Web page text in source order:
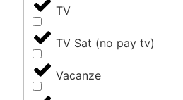
TV
TV Sat (no pay tv)
Vacanze